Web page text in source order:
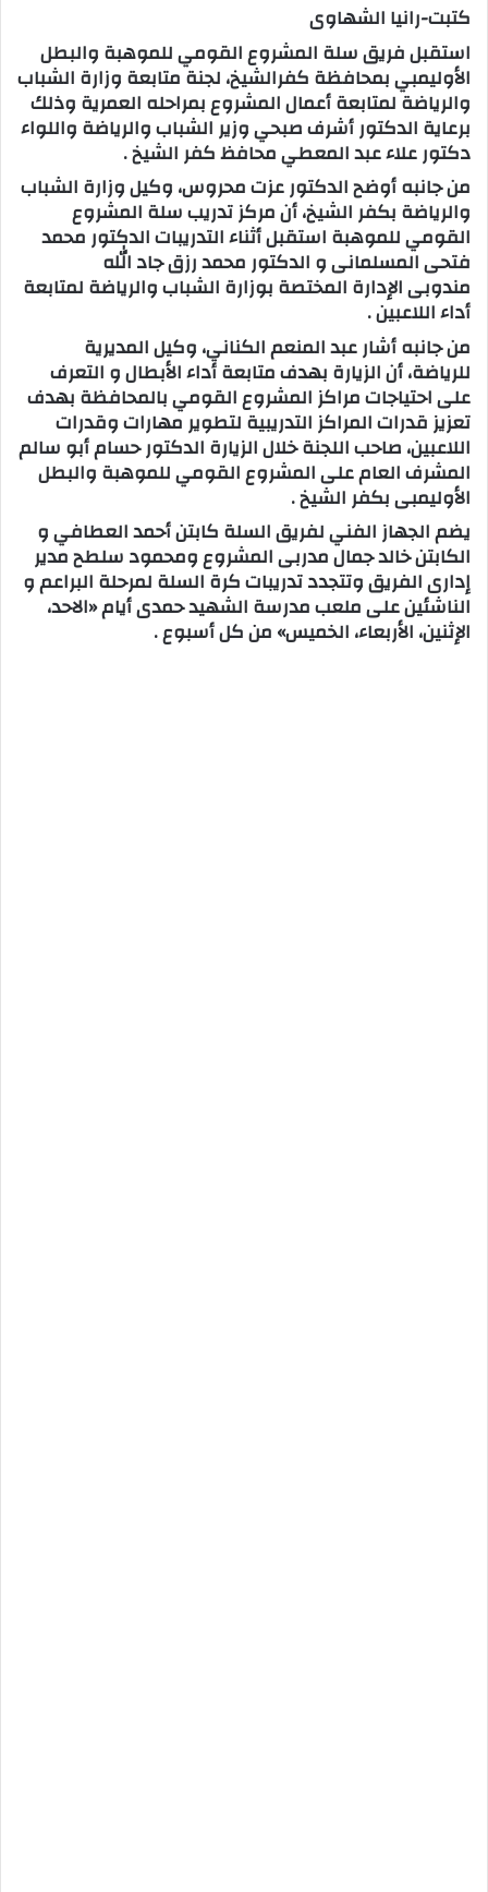
كتبت-رانيا الشهاوى
استقبل فريق سلة المشروع القومي للموهبة والبطل
الأوليمبي بمحافظة كفرالشيخ، لجنة متابعة وزارة الشباب
والرياضة لمتابعة أعمال المشروع بمراحله العمرية وذلك
برعاية الدكتور أشرف صبحي وزير الشباب والرياضة واللواء
دكتور علاء عبد المعطي محافظ كفر الشيخ .
من جانبه أوضح الدكتور عزت محروس، وكيل وزارة الشباب
والرياضة بكفر الشيخ، أن مركز تدريب سلة المشروع
القومي للموهبة استقبل أثناء التدريبات الدكتور محمد
فتحى المسلمانى و الدكتور محمد رزق جاد الله
مندوبى الإدارة المختصة بوزارة الشباب والرياضة لمتابعة
أداء اللاعبين .
من جانبه أشار عبد المنعم الكناني، وكيل المديرية
للرياضة، أن الزيارة بهدف متابعة أداء الأبطال و التعرف
على احتياجات مراكز المشروع القومي بالمحافظة بهدف
تعزيز قدرات المراكز التدريبية لتطوير مهارات وقدرات
اللاعبين، صاحب اللجنة خلال الزيارة الدكتور حسام أبو سالم
المشرف العام على المشروع القومي للموهبة والبطل
الأوليمبى بكفر الشيخ .
يضم الجهاز الفني لفريق السلة كابتن أحمد العطافي و
الكابتن خالد جمال مدربى المشروع ومحمود سلطح مدير
إدارى الفريق وتتجدد تدريبات كرة السلة لمرحلة البراعم و
الناشئين على ملعب مدرسة الشهيد حمدى أيام «الاحد،
الإثنين، الأربعاء، الخميس» من كل أسبوع .